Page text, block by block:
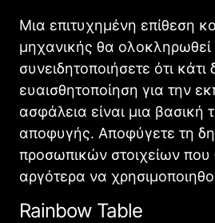
Μια επιτυχημένη επίθεση
μηχανικής θα ολοκληρωθεί
συνειδητοποιήσετε ότι
ευαισθητοποίηση για την
ασφάλεια είναι μια βασική
αποφυγής. Αποφύγετε τη
προσωπικών στοιχείων
αργότερα να
Rainbow Table